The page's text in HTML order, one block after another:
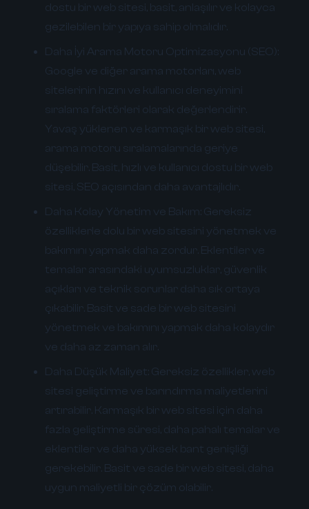
dostu bir web sitesi, basit, anlaşılır ve kolayca
gezilebilen bir yapıya sahip olmalıdır.
Daha İyi Arama Motoru Optimizasyonu (SEO):
Google ve diğer arama motorları, web
sitelerinin hızını ve kullanıcı deneyimini
sıralama faktörleri olarak değerlendirir.
Yavaş yüklenen ve karmaşık bir web sitesi,
arama motoru sıralamalarında geriye
düşebilir. Basit, hızlı ve kullanıcı dostu bir web
sitesi, SEO açısından daha avantajlıdır.
Daha Kolay Yönetim ve Bakım: Gereksiz
özelliklerle dolu bir web sitesini yönetmek ve
bakımını yapmak daha zordur. Eklentiler ve
temalar arasındaki uyumsuzluklar, güvenlik
açıkları ve teknik sorunlar daha sık ortaya
çıkabilir. Basit ve sade bir web sitesini
yönetmek ve bakımını yapmak daha kolaydır
ve daha az zaman alır.
Daha Düşük Maliyet: Gereksiz özellikler, web
sitesi geliştirme ve barındırma maliyetlerini
artırabilir. Karmaşık bir web sitesi için daha
fazla geliştirme süresi, daha pahalı temalar ve
eklentiler ve daha yüksek bant genişliği
gerekebilir. Basit ve sade bir web sitesi, daha
uygun maliyetli bir çözüm olabilir.